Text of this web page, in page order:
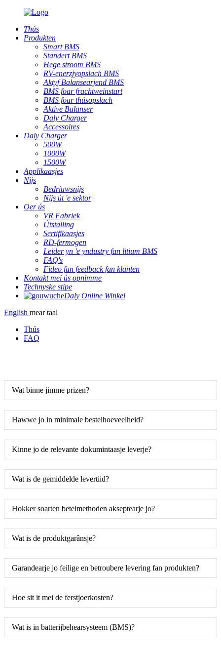
Thús
Produkten
Smart BMS
Standert BMS
Hege stroom BMS
RV-enerzjyopslach BMS
Aktyf Balansearjend BMS
BMS foar frachtweinstart
BMS foar thúsopslach
Aktive Balanser
Daly Charger
Accessoires
Daly Charger
500W
1000W
1500W
Applikaasjes
Nijs
Bedriuwsnijs
Nijs út 'e sektor
Oer ús
VR Fabriek
Útstalling
Sertifikaasjes
RD-fermogen
Leider yn 'e yndustry fan litium BMS
FAQ's
Fideo fan feedback fan klanten
Kontakt mei ús opnimme
Technyske stipe
Daly Online Winkel
English mear taal
Thús
FAQ
Wat binne jimme prizen?
Hawwe jo in minimale bestelhoeveelheid?
Kinne jo de relevante dokumintaasje leverje?
Wat is de gemiddelde levertiid?
Hokker soarten betelmethoden akseptearje jo?
Wat is de produktgarânsje?
Garandearje jo feilige en betroubere levering fan produkten?
Hoe sit it mei de ferstjoerkosten?
Wat is in batterijbehearsysteem (BMS)?